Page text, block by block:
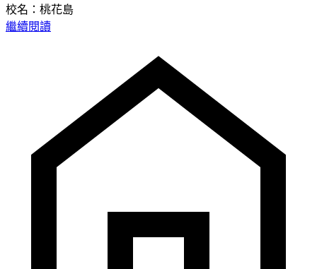
校名：桃花島
繼續閱讀